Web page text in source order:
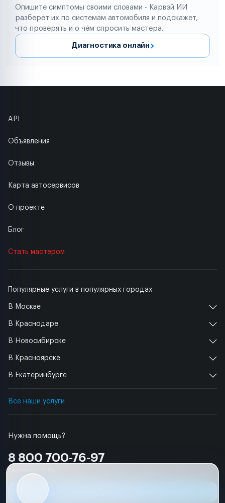
Опишите симптомы своими словами - Карвэй ИИ
разберёт их по системам автомобиля и подскажет,
что проверять и о чём спросить мастера.
Диагностика онлайн
Нужна помощь?
8 800 700-76-97
Популярные услуги в популярных городах
В Москве
В Краснодаре
В Новосибирске
В Красноярске
В Екатеринбурге
Все наши услуги
API
Объявления
Отзывы
Карта автосервисов
О проекте
Блог
Стать мастером